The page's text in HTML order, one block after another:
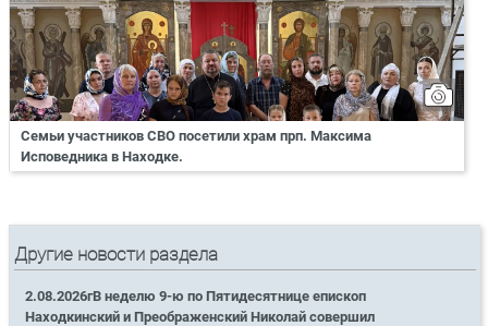
Семьи участников СВО посетили храм прп. Максима
Исповедника в Находке.
Другие новости раздела
2.08.2026гВ неделю 9-ю по Пятидесятнице епископ
Находкинский и Преображенский Николай совершил